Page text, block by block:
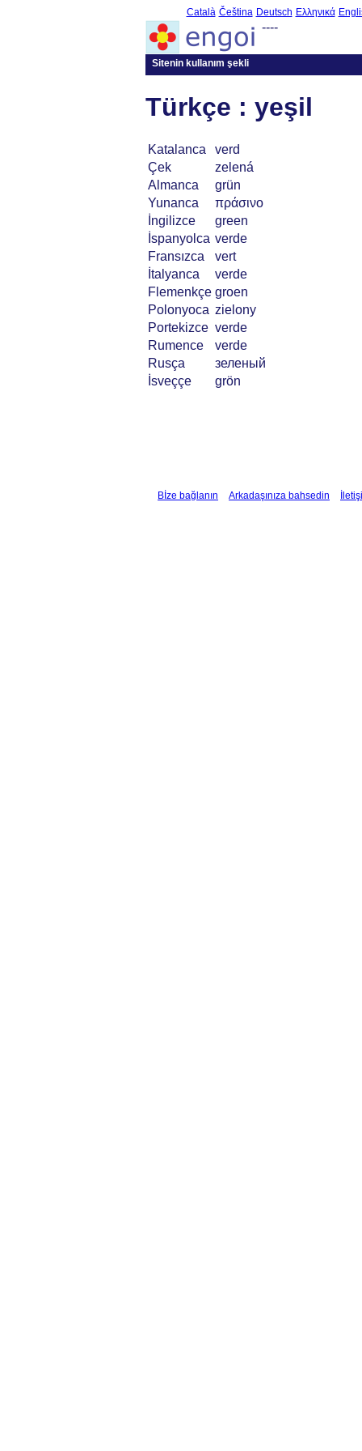
Català Čeština Deutsch Ελληνικά
----
Sitenin kullanım şekli
Türkçe : yeşil
Katalanca
verd
Çek
zelená
Almanca
grün
Yunanca
πράσινο
İngilizce
green
İspanyolca verde
Fransızca
vert
İtalyanca
verde
Flemenkçe groen
Polonyoca zielony
Portekizce verde
Rumence
verde
Rusça
зеленый
İsveççe
grön
Bİze bağlanın Arkadaşınıza bahsedin